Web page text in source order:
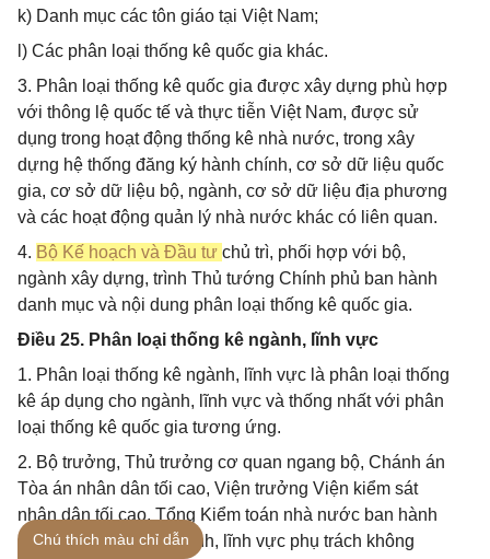
k) Danh mục các tôn giáo tại Việt Nam;
l) Các phân loại thống kê quốc gia khác.
3. Phân loại thống kê quốc gia được xây dựng phù hợp
với thông lệ quốc tế và thực tiễn Việt Nam, được sử
dụng trong hoạt động thống kê nhà nước, trong xây
dựng hệ thống đăng ký hành chính, cơ sở dữ liệu quốc
gia, cơ sở dữ liệu bộ, ngành, cơ sở dữ liệu địa phương
và các hoạt động quản lý nhà nước khác có liên quan.
4. Bộ Kế hoạch và Đầu tư chủ trì, phối hợp với bộ,
ngành xây dựng, trình Thủ tướng Chính phủ ban hành
danh mục và nội dung phân loại thống kê quốc gia.
Điều 25. Phân loại thống kê ngành, lĩnh vực
1. Phân loại thống kê ngành, lĩnh vực là phân loại thống
kê áp dụng cho ngành, lĩnh vực và thống nhất với phân
loại thống kê quốc gia tương ứng.
2. Bộ trưởng, Thủ trưởng cơ quan ngang bộ, Chánh án
Tòa án nhân dân tối cao, Viện trưởng Viện kiểm sát
nhân dân tối cao, Tổng Kiểm toán nhà nước ban hành
phân loại thống kê ngành, lĩnh vực phụ trách không
Chú thích màu chỉ dẫn